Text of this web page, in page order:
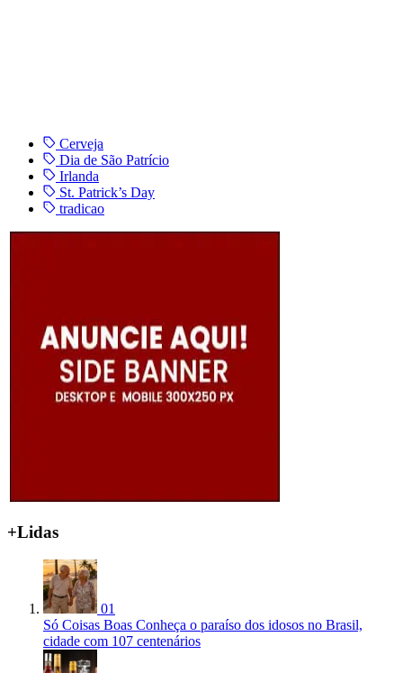
Cerveja
Dia de São Patrício
Irlanda
St. Patrick’s Day
tradicao
+Lidas
01
Só Coisas Boas Conheça o paraíso dos idosos no Brasil,
cidade com 107 centenários